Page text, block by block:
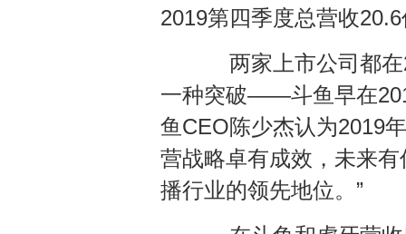
2019第四季度总营收
两家上市公司都在
一种突破——斗鱼早在
鱼CEO陈少杰认为2019
营战略卓有成效，未来
播行业的领先地位。”